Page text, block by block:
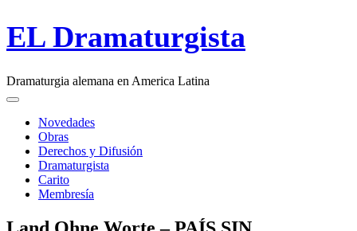
Skip
to
content
EL Dramaturgista
Dramaturgia alemana en America Latina
Menu
Novedades
Obras
Derechos y Difusión
Dramaturgista
Carito
Membresía